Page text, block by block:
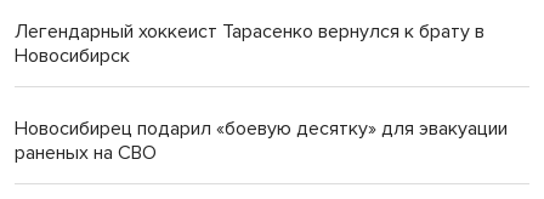
Легендарный хоккеист Тарасенко вернулся к брату в
Новосибирск
Новосибирец подарил «боевую десятку» для эвакуации
раненых на СВО